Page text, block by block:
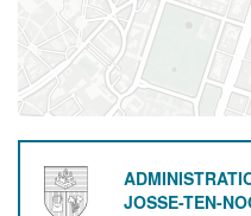
JOSSE-TEN-